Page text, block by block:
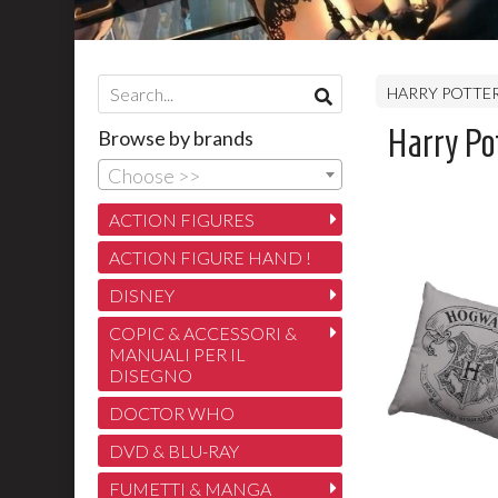
HARRY
Harry
Browse by brands
Choose >>
ACTION FIGURES
ACTION FIGURE HAND !
DISNEY
COPIC & ACCESSORI &
MANUALI PER IL
DISEGNO
DOCTOR WHO
DVD & BLU-RAY
FUMETTI & MANGA